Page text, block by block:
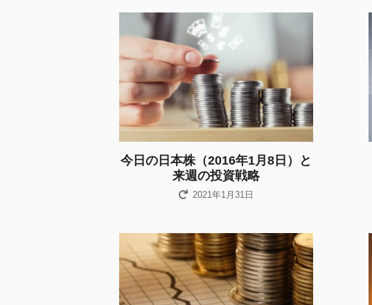
今日の日本株（2016年1月8日）と
来週の投資戦略
2021年1月31日